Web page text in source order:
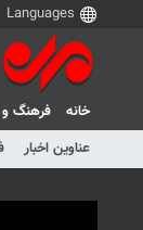
خانه فرهنگ
عناوین اخبار